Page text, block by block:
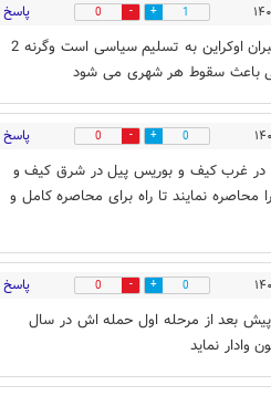
1
0 پاسخ
روسیه در 20 کیلومتری کیف دنبال وادار نمودن رهبران اوکراین به تسلیم سیاسی است وگرنه 2
باعث سقوط هر شهری می شود
0
0 پاسخ
در غرب کیف و بوریس پیل در شرق کیف و
نمایند تا راه برای محاصره کامل و
0
0 پاسخ
بعد از مرحله اول حمله اش در سال